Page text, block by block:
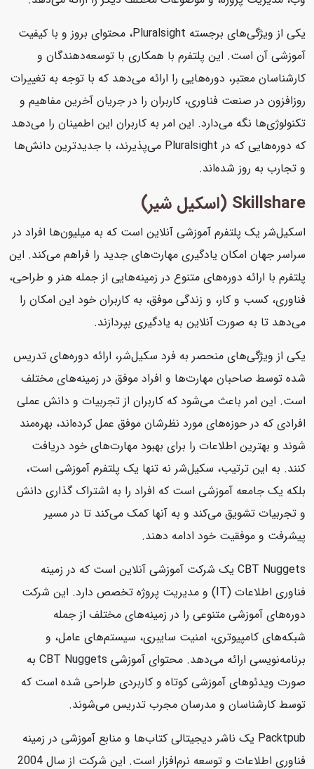
یکی از ویژگی‌های برجسته Pluralsight، محتوای بروز و با کیفیت
آموزشی آن است. این پلتفرم با همکاری با توسعه‌دهندگان و
کارشناسان معتبر، دوره‌هایی را ارائه می‌دهد که با توجه به تغییرات
روزافزون در صنعت فناوری، کاربران را در جریان آخرین مفاهیم و
تکنولوژی‌ها نگه می‌دارد. این امر به کاربران این اطمینان را می‌دهد
که دوره‌هایی که در Pluralsight می‌پذیرند، با جدیدترین دانش‌ها
و تجارب به روز شده‌اند.
Skillshare (اسکیل شیر)
اسکیل‌شر یک پلتفرم آموزشی آنلاین است که به میلیون‌ها افراد در
سراسر جهان امکان یادگیری مهارت‌های جدید را فراهم می‌کند. این
پلتفرم با ارائه دوره‌های متنوع در زمینه‌هایی از جمله هنر و طراحی،
فناوری، کسب و کار، و زندگی موفق، به کاربران خود این امکان را
می‌دهد تا به صورت آنلاین به یادگیری بپردازند.
یکی از ویژگی‌های منحصر به فرد سکیل‌شر، ارائه دوره‌های تدریس
شده توسط صاحبان مهارت‌ها و افراد موفق در زمینه‌های مختلف
است. این امر باعث می‌شود که کاربران از تجربیات و دانش عملی
افرادی که در حوزه‌های مورد نظرشان موفق عمل کرده‌اند، بهره‌مند
شوند و بهترین اطلاعات را برای بهبود مهارت‌های خود دریافت
کنند. به این ترتیب، سکیل‌شر نه تنها یک پلتفرم آموزشی است،
بلکه یک جامعه آموزشی است که افراد را به اشتراک گذاری دانش
و تجربیات تشویق می‌کند و به آنها کمک می‌کند تا در مسیر
پیشرفت و موفقیت خود ادامه دهند.
CBT Nuggets یک شرکت آموزشی آنلاین است که در زمینه
فناوری اطلاعات (IT) و مدیریت پروژه تخصص دارد. این شرکت
دوره‌های آموزشی متنوعی را در زمینه‌های مختلف از جمله
شبکه‌های کامپیوتری، امنیت سایبری، سیستم‌های عامل، و
برنامه‌نویسی ارائه می‌دهد. محتوای آموزشی CBT Nuggets به
صورت ویدئوهای آموزشی کوتاه و کاربردی طراحی شده است که
توسط کارشناسان و مدرسان مجرب تدریس می‌شوند.
Packtpub یک ناشر دیجیتالی کتاب‌ها و منابع آموزشی در زمینه
فناوری اطلاعات و توسعه نرم‌افزار است. این شرکت از سال 2004